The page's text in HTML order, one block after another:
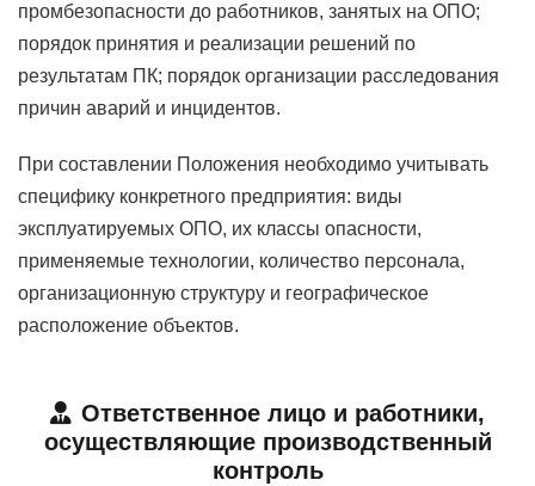
промбезопасности до работников, занятых на ОПО;
порядок принятия и реализации решений по
результатам ПК; порядок организации расследования
причин аварий и инцидентов.
При составлении Положения необходимо учитывать
специфику конкретного предприятия: виды
эксплуатируемых ОПО, их классы опасности,
применяемые технологии, количество персонала,
организационную структуру и географическое
расположение объектов.
Ответственное лицо и работники,
осуществляющие производственный
контроль